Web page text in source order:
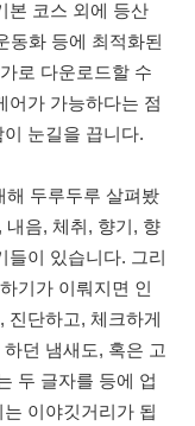
본 코스 외에 등산
동화 등에 최적화된
로 다운로드할 수
어가 가능하다는 점
눈길을 끕니다.
해 두루두루 살펴봤
내음, 체취, 향기, 향
이 있습니다. 그리
기가 이뤄지면 인
단하고, 체크하게
던 냄새도, 혹은 고
두 글자를 등에 업
이야깃거리가 됩